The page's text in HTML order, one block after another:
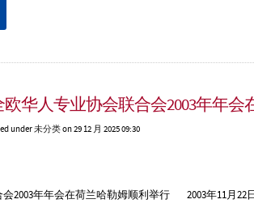
欧华人专业协会联合会2003年年会
under未分类on 29 12 月 2025 09:30
会2003年年会在荷兰哈勒姆顺利举行 2003年11月22